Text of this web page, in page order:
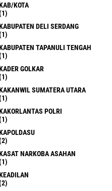
KOTA
DELI SERDANG
TAPANULI TENGAH
GOLKAR
SUMATERA UTARA
POLRI
NARKOBA ASAHAN